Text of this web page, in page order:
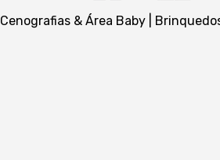
Cenografias & Área Baby |